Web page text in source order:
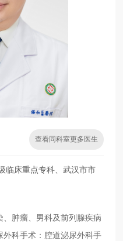
查看同科室更多医生
临床重点专科、武汉市市
、肿瘤、男科及前列腺疾病
外科手术：腔道泌尿外科手